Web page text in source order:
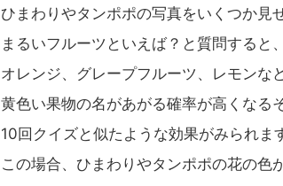
ひまわりやタンポポの写真をいくつか見
まるいフルーツといえば？と質問すると、
オレンジ、グレープフルーツ、レモンなど
黄色い果物の名があがる確率が高くなる
10回クイズと似たような効果がみられま
この場合、ひまわりやタンポポの花の色